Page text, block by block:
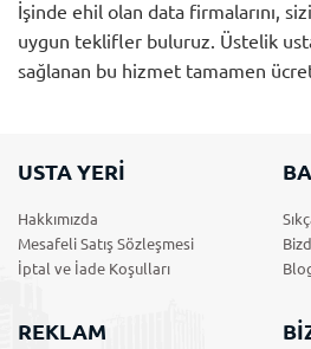
İşinde ehil olan data firmalarını,
uygun teklifler buluruz. Üstelik
sağlanan bu hizmet tamamen
USTA YERİ
Hakkımızda
Mesafeli Satış Sözleşmesi
İptal ve İade Koşulları
REKLAM